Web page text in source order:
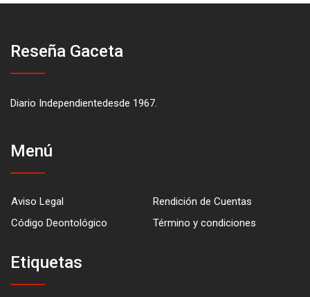
Reseña Gaceta
Diario Independientedesde 1967.
Menú
Aviso Legal
Rendición de Cuentas
Código Deontológico
Término y condiciones
Etiquetas